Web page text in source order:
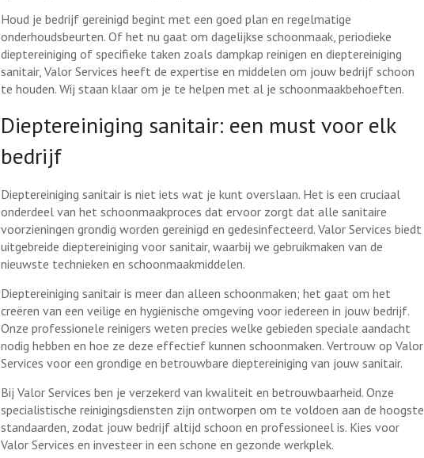
Houd je bedrijf gereinigd begint met een goed plan en regelmatige
onderhoudsbeurten. Of het nu gaat om dagelijkse schoonmaak, periodieke
dieptereiniging of specifieke taken zoals dampkap reinigen en dieptereiniging
sanitair, Valor Services heeft de expertise en middelen om jouw bedrijf schoon
te houden. Wij staan klaar om je te helpen met al je schoonmaakbehoeften.
Dieptereiniging sanitair: een must voor elk
bedrijf
Dieptereiniging sanitair is niet iets wat je kunt overslaan. Het is een cruciaal
onderdeel van het schoonmaakproces dat ervoor zorgt dat alle sanitaire
voorzieningen grondig worden gereinigd en gedesinfecteerd. Valor Services biedt
uitgebreide dieptereiniging voor sanitair, waarbij we gebruikmaken van de
nieuwste technieken en schoonmaakmiddelen.
Dieptereiniging sanitair is meer dan alleen schoonmaken; het gaat om het
creëren van een veilige en hygiënische omgeving voor iedereen in jouw bedrijf.
Onze professionele reinigers weten precies welke gebieden speciale aandacht
nodig hebben en hoe ze deze effectief kunnen schoonmaken. Vertrouw op Valor
Services voor een grondige en betrouwbare dieptereiniging van jouw sanitair.
Bij Valor Services ben je verzekerd van kwaliteit en betrouwbaarheid. Onze
specialistische reinigingsdiensten zijn ontworpen om te voldoen aan de hoogste
standaarden, zodat jouw bedrijf altijd schoon en professioneel is. Kies voor
Valor Services en investeer in een schone en gezonde werkplek.